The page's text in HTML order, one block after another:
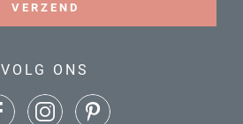
VERZEND
VOLG ONS